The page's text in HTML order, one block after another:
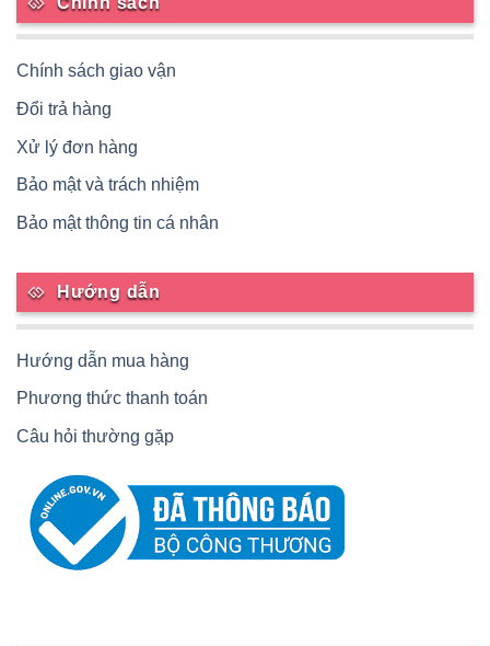
Chính sách giao vận
Đổi trả hàng
Xử lý đơn hàng
Bảo mật và trách nhiệm
Bảo mật thông tin cá nhân
Hướng dẫn
Hướng dẫn mua hàng
Phương thức thanh toán
Câu hỏi thường gặp